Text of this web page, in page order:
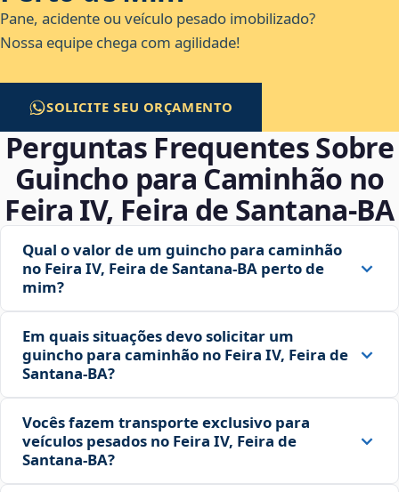
Pane, acidente ou veículo pesado imobilizado?
Nossa equipe chega com agilidade!
SOLICITE SEU ORÇAMENTO
Perguntas Frequentes Sobre
Guincho para Caminhão no
Feira IV, Feira de Santana‑BA
Qual o valor de um guincho para caminhão
no Feira IV, Feira de Santana‑BA perto de
mim?
Em quais situações devo solicitar um
guincho para caminhão no Feira IV, Feira de
Santana‑BA?
Vocês fazem transporte exclusivo para
veículos pesados no Feira IV, Feira de
Santana‑BA?